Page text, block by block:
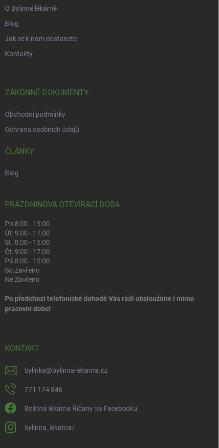
O Bylinné lékárně
Blog
Jak se k nám dostanete
Kontakty
ZÁKONNÉ DOKUMENTY
Obchodní podmínky
Ochrana osobních údajů
ČLÁNKY
Blog
PRÁZDNINOVÁ OTEVÍRACÍ DOBA
Po:8:00 - 15:00
Út:9:00 - 17:00
St: 8:00 - 15:00
Čt:9:00 - 17:00
Pá:8:00 - 15:00
So:Zavřeno
Ne:Zavřeno
Po předchozí telefonické dohodě Vás rádi obsloužíme i mimo
pracovní dobu!
KONTAKT
bylinka@bylinna-lekarna.cz
771 174 846
Bylinná lékárna Říčany na Facebooku
bylinna_lekarna/